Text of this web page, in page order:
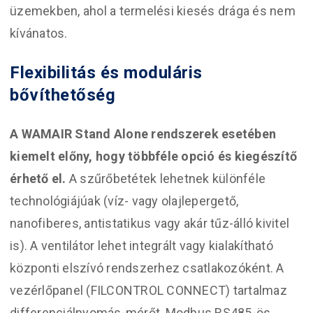
üzemekben, ahol a termelési kiesés drága és nem
kívánatos.
Flexibilitás és moduláris
bővíthetőség
A WAMAIR Stand Alone rendszerek esetében
kiemelt előny, hogy többféle opció és kiegészítő
érhető el. A szűrőbetétek lehetnek különféle
technológiájúak (víz- vagy olajlepergető,
nanofiberes, antistatikus vagy akár tűz-álló kivitel
is). A ventilátor lehet integrált vagy kialakítható
központi elszívó rendszerhez csatlakozóként. A
vezérlőpanel (FILCONTROL CONNECT) tartalmaz